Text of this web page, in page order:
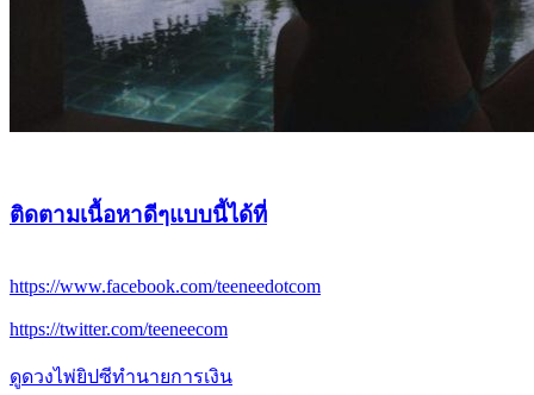
ติดตามเนื้อหาดีๆแบบนี้ได้ที่
https://www.facebook.com/teeneedotcom
https://twitter.com/teeneecom
ดูดวงไพ่ยิปซีทำนายการเงิน